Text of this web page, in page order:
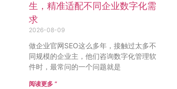
生，精准适配不同企业数字化需
求
2026-08-09
做企业官网SEO这么多年，接触过太多不
同规模的企业主，他们咨询数字化管理软
件时，最常问的一个问题就是
阅读更多 ”